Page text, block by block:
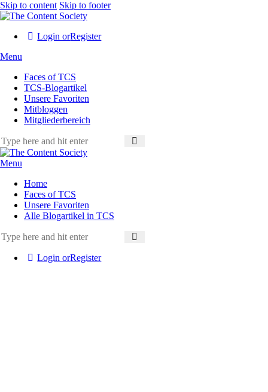
Skip to content Skip to footer
Login orRegister
Menu
Faces of TCS
TCS-Blogartikel
Unsere Favoriten
Mitbloggen
Mitgliederbereich
Menu
Home
Faces of TCS
Unsere Favoriten
Alle Blogartikel in TCS
Login orRegister